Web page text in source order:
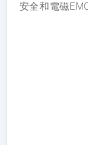
安全和電磁